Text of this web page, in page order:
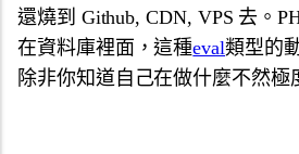
還燒到 Github, CDN, VPS 去。
在資料庫裡面，這種eval類型的
除非你知道自己在做什麼不然極